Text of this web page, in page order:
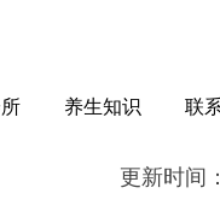
养生知识 联
更新时间